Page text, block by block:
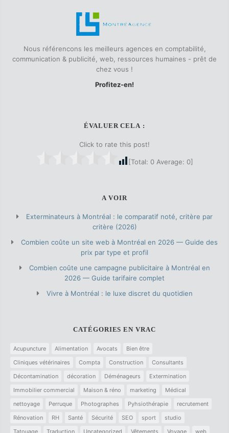
Nous référencons les meilleurs agences en comptabilité,
communication & publicité, web, ressources humaines - prêt de
chez vous !
Profitez-en!
ÉVALUER CELA :
Click to rate this post!
[Total: 0Average: 0]
A VOIR
Exterminateurs à Montréal : le comparatif noté, critère par
critère (2026)
Combien coûte un site web à Montréal en 2026 — Guide des
prix par type et profil
Combien coûte une campagne publicitaire à Montréal en
2026 — Guide tarifaire complet
Vivre à Montréal : le luxe discret du quotidien
CATÉGORIES EN VRAC
Acupuncture Alimentation Avocats
Bien être
Cliniques vétérinaires
Compta Construction
Consultants
Décontamination
décoration Déménageurs
Extermination
Immobilier commercial
Maison & réno marketing
Médical
nettoyage
Perruque Photographes Pyhsiothérapie
recrutement
Rénovation
RH Santé Sécurité SEO sport
studio
Tatouage
Traduction Uncategorized Vêtements Voyage web